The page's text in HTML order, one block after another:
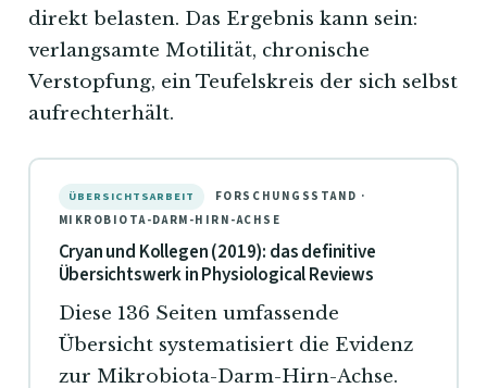
direkt belasten. Das Ergebnis kann sein:
verlangsamte Motilität, chronische
Verstopfung, ein Teufelskreis der sich selbst
aufrechterhält.
ÜBERSICHTSARBEIT
FORSCHUNGSSTAND ·
MIKROBIOTA-DARM-HIRN-ACHSE
Cryan und Kollegen (2019): das definitive
Übersichtswerk in Physiological Reviews
Diese 136 Seiten umfassende
Übersicht systematisiert die Evidenz
zur Mikrobiota-Darm-Hirn-Achse.